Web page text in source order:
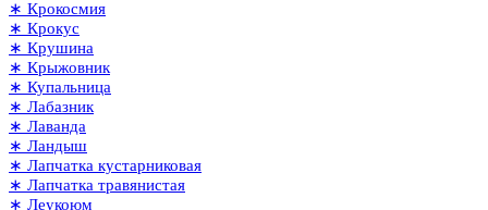
∗ Крокосмия
∗ Крокус
∗ Крушина
∗ Крыжовник
∗ Купальница
∗ Лабазник
∗ Лаванда
∗ Ландыш
∗ Лапчатка кустарниковая
∗ Лапчатка травянистая
∗ Леукоюм